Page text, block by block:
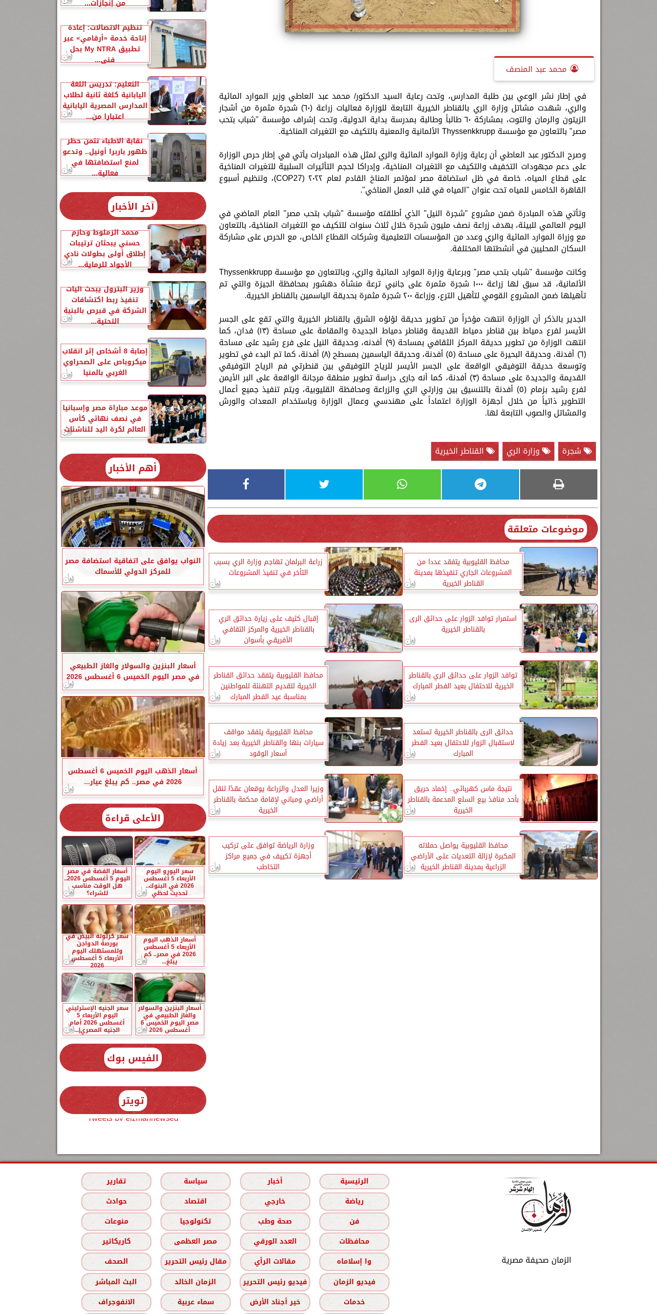
محمد عبد المنصف
في إطار نشر الوعي بين طلبة المدارس، وتحت رعاية السيد الدكتور/ محمد عبد العاطي وزير الموارد المائية
والري، شهدت مشاتل وزارة الري بالقناطر الخيرية التابعة للوزارة فعاليات زراعة (٦٠) شجرة مثمرة من أشجار
الزيتون والرمان والتوت، بمشاركة ٦٠ طالباً وطالبة بمدرسة بداية الدولية، وتحت إشراف مؤسسة "شباب بتحب
مصر" بالتعاون مع مؤسسة Thyssenkkrupp الألمانية والمعنية بالتكيف مع التغيرات المناخية.
وصرح الدكتور عبد العاطي أن رعاية وزارة الموارد المائية والري لمثل هذه المبادرات يأتي في إطار حرص الوزارة
على دعم مجهودات التخفيف والتكيف مع التغيرات المناخية، وإدراكا لحجم التأثيرات السلبية للتغيرات المناخية
على قطاع المياه، خاصة في ظل استضافة مصر لمؤتمر المناخ القادم لعام ٢٠٢٢ (COP27)، وتنظيم أسبوع
القاهرة الخامس للمياه تحت عنوان "المياه في قلب العمل المناخي".
وتأتي هذه المبادرة ضمن مشروع "شجرة النيل" الذي أطلقته مؤسسة "شباب بتحب مصر" العام الماضي في
اليوم العالمي للبيئة، بهدف زراعة نصف مليون شجرة خلال ثلاث سنوات للتكيف مع التغيرات المناخية، بالتعاون
مع وزراة الموارد المائية والري وعدد من المؤسسات التعليمية وشركات القطاع الخاص، مع الحرص على مشاركة
السكان المحليين في أنشطتها المختلفة.
وكانت مؤسسة "شباب بتحب مصر" وبرعاية وزارة الموارد المائية والري، وبالتعاون مع مؤسسة Thyssenkkrupp
الألمانية، قد سبق لها زراعة ١٠٠٠ شجرة مثمرة على جانبي ترعة منشأة دهشور بمحافظة الجيزة والتي تم
تأهيلها ضمن المشروع القومي لتأهيل الترع، وزراعة ٢٠٠ شجرة مثمرة بحديقة الياسمين بالقناطر الخيرية.
الجدير بالذكر أن الوزارة انتهت مؤخراً من تطوير حديقة لؤلؤه الشرق بالقناطر الخيرية والتي تقع على الجسر
الأيسر لفرع دمياط بين قناطر دمياط القديمة وقناطر دمياط الجديدة والمقامة على مساحة (١٣) فدان، كما
انتهت الوزارة من تطوير حديقة المركز الثقافي بمساحة (٩) أفدنه، وحديقة النيل على فرع رشيد على مساحة
(٦) أفدنة، وحديقة البحيرة على مساحة (٥) أفدنة، وحديقة الياسمين بمسطح (٨) أفدنة، كما تم البدء في تطوير
وتوسعة حديقة التوفيقي الواقعة على الجسر الأيسر للرياح التوفيقي بين قنطرتي فم الرياح التوفيقي
القديمة والجديدة على مساحة (٣) أفدنة، كما أنه جارى دراسة تطوير منطقة مرجانة الواقعة على البر الأيمن
لفرع رشيد بزمام (٥) أفدنة بالتنسيق بين وزارتي الري والزراعة ومحافظة القليوبية، ويتم تنفيذ جميع أعمال
التطوير ذاتياً من خلال أجهزة الوزارة اعتماداً على مهندسي وعمال الوزارة وباستخدام المعدات والورش
والمشاتل والصوب التابعة لها.
شجرة وزارة الري القناطر الخيرية
موضوعات متعلقة
محافظ القليوبية يتفقد عددا من
المشروعات الجاري تنفيذها بمدينة
القناطر الخيرية
زراعة البرلمان تهاجم وزارة الري بسبب
التأخر في تنفيذ المشروعات
استمرار توافد الزوار على حدائق الرى
بالقناطر الخيرية
إقبال كثيف على زيارة حدائق الري
بالقناطر الخيرية والمركز الثقافي
الأفريقي بأسوان
توافد الزوار على حدائق الري بالقناطر
الخيرية للاحتفال بعيد الفطر المبارك
محافظ القليوبية يتفقد حدائق القناطر
الخيرية لتقديم التهنئة للمواطنين
بمناسبة عيد الفطر المبارك
حدائق الرى بالقناطر الخيرية تستعد
لاستقبال الزوار للاحتفال بعيد الفطر
المبارك
محافظ القليوبية يتفقد مواقف
سيارات بنها والقناطر الخيرية بعد زيادة
أسعار الوقود
نتيجة ماس كهربائي.. إخماد حريق
بأحد منافذ بيع السلع المدعمة بالقناطر
الخيرية
وزيرا العدل والزراعة يوقعان عقدًا لنقل
أراضي ومباني لإقامة محكمة بالقناطر
الخيرية
محافظ القليوبية يواصل حملاته
المكبرة لإزالة التعديات على الأراضي
الزراعية بمدينة القناطر الخيرية
وزارة الرياضة توافق على تركيب
أجهزة تكييف في جميع مراكز
التخاطب
من إنجازات...
تنظيم الاتصالات: إعادة
إتاحة خدمة «أرقامي» عبر
تطبيق My NTRA بحل
فني...
التعليم: تدريس اللغة
اليابانية كلغة ثانية لطلاب
المدارس المصرية اليابانية
اعتبارا من...
نقابة الأطباء تثمن حظر
ظهور باربرا أونيل.. وتدعو
لمنع استضافتها في
فعالية...
آخر الأخبار
محمد الزملوط وحازم
حسني يبحثان ترتيبات
إطلاق أولى بطولات نادي
الأجواد للرماية...
وزير البترول يبحث آليات
تنفيذ ربط اكتشافات
الشركة في قبرص بالبنية
التحتية...
إصابة 8 أشخاص إثر انقلاب
ميكروباص على الصحراوي
الغربي بالمنيا
موعد مباراة مصر وإسبانيا
في نصف نهائي كأس
العالم لكرة اليد للناشئات
أهم الأخبار
النواب يوافق على اتفاقية استضافة مصر
للمركز الدولي للأسماك
أسعار البنزين والسولار والغاز الطبيعي
في مصر اليوم الخميس 6 أغسطس 2026
أسعار الذهب اليوم الخميس 6 أغسطس
2026 في مصر.. كم يبلغ عيار...
الأعلى قراءة
سعر اليورو اليوم
الأربعاء 5 أغسطس
2026 في البنوك..
تحديث لحظي
أسعار الفضة في مصر
اليوم 5 أغسطس 2026..
هل الوقت مناسب
للشراء؟
أسعار الذهب اليوم
الأربعاء 5 أغسطس
2026 في مصر.. كم
يبلغ...
سعر كرتونة البيض في
بورصة الدواجن
وللمستهلك اليوم
الأربعاء 5 أغسطس
2026
أسعار البنزين والسولار
والغاز الطبيعي في
مصر اليوم الخميس 6
أغسطس 2026
سعر الجنيه الإسترليني
اليوم الأربعاء 5
أغسطس 2026 أمام
الجنيه المصري|...
الفيس بوك
تويتر
Tweets by elzmannewseg
الزمان صحيفة مصرية
الرئيسية أخبار سياسة
تقارير
رياضة
خارجي اقتصاد
حوادث
فن
صحة وطب تكنولوجيا
منوعات
محافظات
العدد الورقي مصر العظمى
كاريكاتير
وا إسلاماه
مقالات الرأي مقال رئيس التحرير
الصحف
فيديو الزمان
فيديو رئيس التحرير الزمان الخالد
البث المباشر
خدمات
خير أجناد الأرض سماء عربية الانفوجراف